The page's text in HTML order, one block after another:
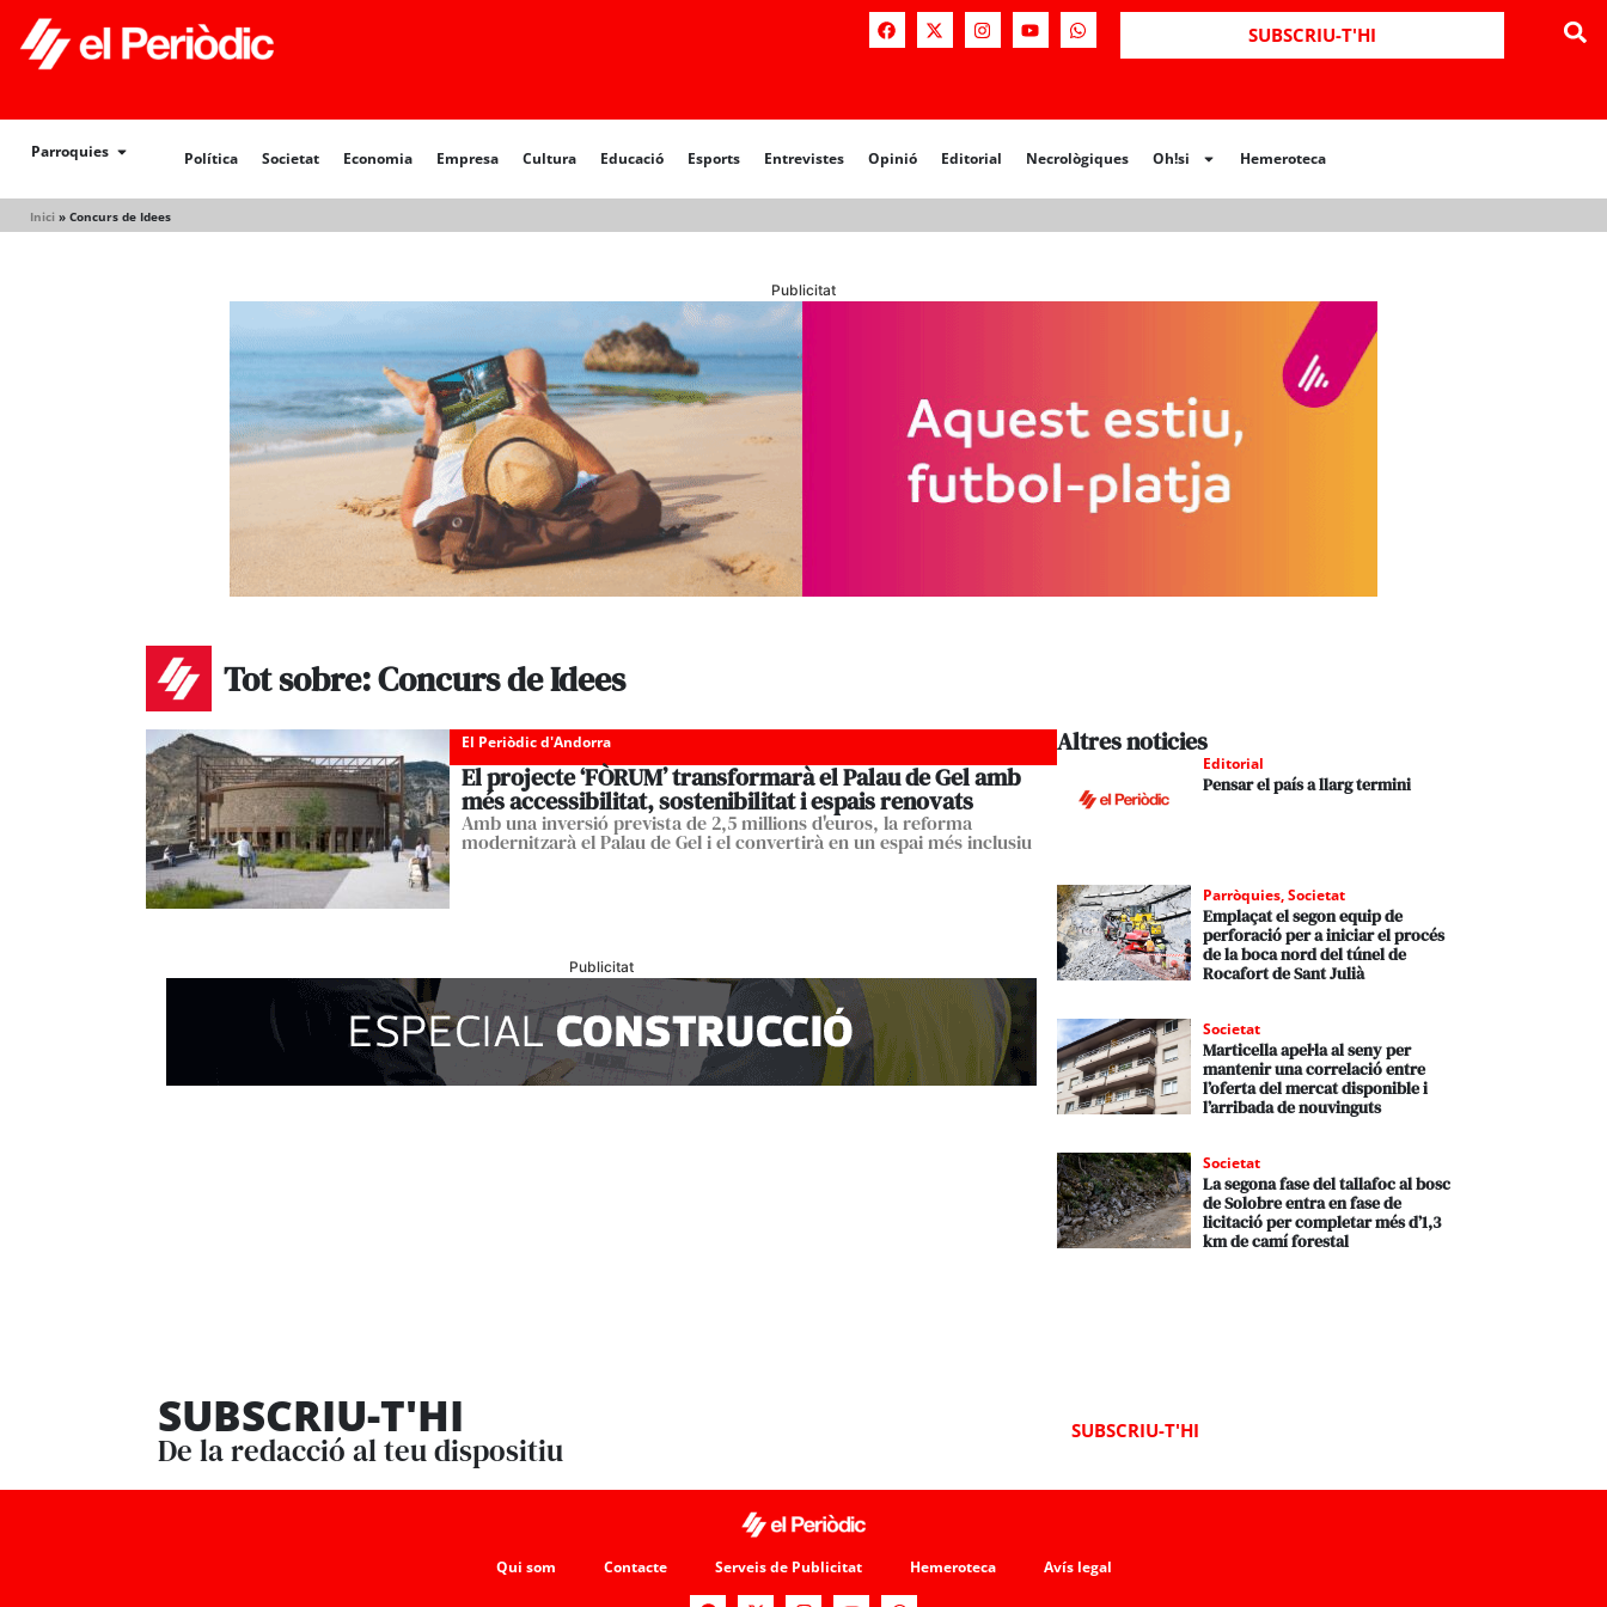
SUBSCRIU-T'HI
Parroquies Política Societat Economia Empresa Cultura Educació Esports Entrevistes Opinió Editorial Necrològiques Oh!si Hemeroteca
Inici » Concurs de Idees
Política Societat Opinió Editorial Necrològiques Hemeroteca
Publicitat
Tot sobre: Concurs de Idees
El Periòdic d'Andorra
El projecte ‘FÒRUM’ transformarà el Palau de Gel amb
més accessibilitat, sostenibilitat i espais renovats
Amb una inversió prevista de 2,5 millions d'euros, la reforma
modernitzarà el Palau de Gel i el convertirà en un espai més inclusiu
Publicitat
Altres noticies
Editorial
Pensar el país a llarg termini
Parròquies,Societat
Emplaçat el segon equip de
perforació per a iniciar el procés
de la boca nord del túnel de
Rocafort de Sant Julià
Societat
Marticella apel·la al seny per
mantenir una correlació entre
l’oferta del mercat disponible i
l’arribada de nouvinguts
Societat
La segona fase del tallafoc al bosc
de Solobre entra en fase de
licitació per completar més d’1,3
km de camí forestal
SUBSCRIU-T'HI
De la redacció al teu dispositiu
SUBSCRIU-T'HI
Qui som Contacte Serveis de Publicitat Hemeroteca Avís legal